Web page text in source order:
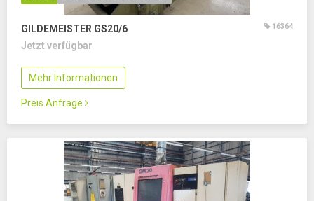
GILDEMEISTER GS20/6 16364
Jetzt verfügbar
Mehr Informationen
Preis Anfrage